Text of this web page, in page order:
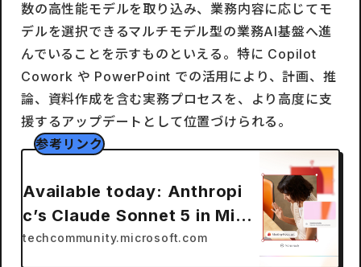
数の高性能モデルを取り込み、業務内容に応じてモ
デルを選択できるマルチモデル型の業務AI基盤へ進
んでいることを示すものといえる。特に Copilot
Cowork や PowerPoint での活用により、計画、推
論、資料作成を含む実務プロセスを、より高度に支
援するアップデートとして位置づけられる。
Available today: Anthropi
c’s Claude Sonnet 5 in Micr
osoft 365 Copilot｜Microso
techcommunity.microsoft.com
参考リンク